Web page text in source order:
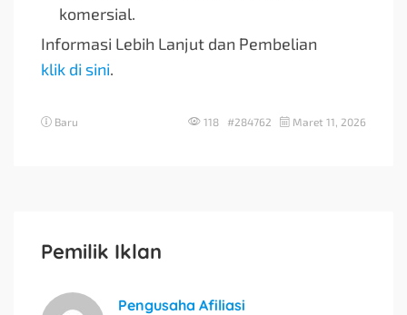
komersial.
Informasi Lebih Lanjut dan Pembelian
klik di sini.
Baru 118 #284762 Maret 11, 2026
Pemilik Iklan
Pengusaha Afiliasi